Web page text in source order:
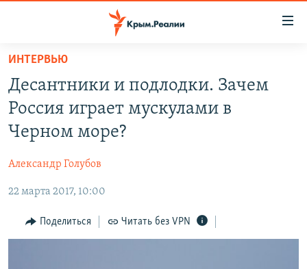
Вернуться
основному
содержанию
Вернутся
главной
навигации
Вернутся
поиску
СПЕЦПРОЕКТЫ
11 ЛЕТ ОККУПАЦИИ КРЫМА. 11 ИСТОРИЙ СОПРОТИВЛЕНИЯ
ВОДА
ЕЩЕ
ИНТЕРАКТИВ
ИНФОГРАФИКА
РАДІО СВОБОДА
КАК ОБОЙТИ БЛОКИРОВКУ
ИНТЕРВЬЮ
Десантники и подлодки. Зачем
Россия играет мускулами в
Черном море?
Александр Голубов
22 марта 2017, 10:00
Поделиться Читать без VPN